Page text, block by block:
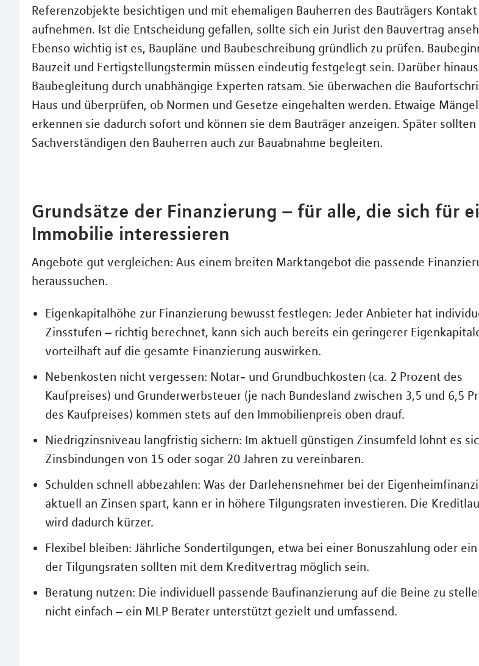
Referenzobjekte besichtigen und mit ehemaligen Bauherren des Bauträgers Kontakt
aufnehmen. Ist die Entscheidung gefallen, sollte sich ein Jurist den Bauvertrag
Ebenso wichtig ist es, Baupläne und Baubeschreibung gründlich zu prüfen.
Bauzeit und Fertigstellungstermin müssen eindeutig festgelegt sein. Darüber
Baubegleitung durch unabhängige Experten ratsam. Sie überwachen die
Haus und überprüfen, ob Normen und Gesetze eingehalten werden. Etwaige Mängel
erkennen sie dadurch sofort und können sie dem Bauträger anzeigen. Später sollten
Sachverständigen den Bauherren auch zur Bauabnahme begleiten.
Grundsätze der Finanzierung – für alle, die sich für
Immobilie interessieren
Angebote gut vergleichen: Aus einem breiten Marktangebot die passende
heraussuchen.
Eigenkapitalhöhe zur Finanzierung bewusst festlegen: Jeder Anbieter hat
Zinsstufen – richtig berechnet, kann sich auch bereits ein geringerer
vorteilhaft auf die gesamte Finanzierung auswirken.
Nebenkosten nicht vergessen: Notar- und Grundbuchkosten (ca. 2 Prozent des
Kaufpreises) und Grunderwerbsteuer (je nach Bundesland zwischen 3,5 und 6,5
des Kaufpreises) kommen stets auf den Immobilienpreis oben drauf.
Niedrigzinsniveau langfristig sichern: Im aktuell günstigen Zinsumfeld lohnt es
Zinsbindungen von 15 oder sogar 20 Jahren zu vereinbaren.
Schulden schnell abbezahlen: Was der Darlehensnehmer bei der
aktuell an Zinsen spart, kann er in höhere Tilgungsraten investieren. Die
wird dadurch kürzer.
Flexibel bleiben: Jährliche Sondertilgungen, etwa bei einer Bonuszahlung oder
der Tilgungsraten sollten mit dem Kreditvertrag möglich sein.
Beratung nutzen: Die individuell passende Baufinanzierung auf die Beine zu
nicht einfach – ein MLP Berater unterstützt gezielt und umfassend.